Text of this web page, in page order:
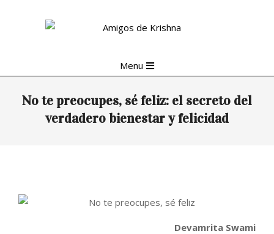
Navigation
Menu
Menu
No te preocupes, sé feliz: el secreto del
verdadero bienestar y felicidad
Devamrita Swami